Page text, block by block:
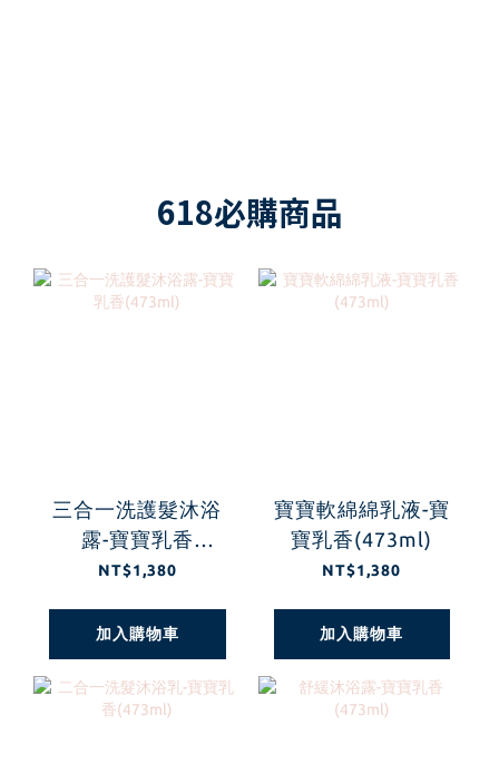
618必購商品
三合一洗護髮沐浴
露-寶寶乳香
(473ml)
NT$1,380
加入購物車
寶寶軟綿綿乳液-寶
寶乳香(473ml)
NT$1,380
加入購物車